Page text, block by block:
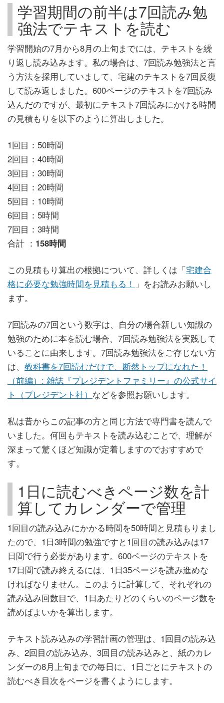
学習期間の前半は7回読み勉
強法でテキストを読む
学習開始の7月から8月の上旬までには、テキストを繰
り返し読み込みます。私の場合は、7回読み勉強法と言
う方法を採用していまして、宅建のテキストを7回反復
して読み返しました。600ページのテキストを7回読み
込んだのですが、最初にテキスト7回読みにかける時間
の見積もりを以下のように算出しました。
1回目：50時間
2回目：40時間
3回目：30時間
4回目：20時間
5回目：10時間
6回目：5時間
7回目：3時間
合計 ： 158時間
この見積もり算出の根拠について、詳しくは「宅建合
格に必要な勉強時間を見積もる！ 」をお読みお願いし
ます。
7回読みの7回という数字は、自分の場合新しい知識の
勉強のために本を読む場合、7回読み勉強法を実践して
いることに由来します。7回読み勉強法をご存じない方
は、 教科書を7回読むだけで、断然トップになれた！
（前編）: 雑誌『プレジデントファミリー』の公式サイ
ト（プレジデント社） などを参照お願いします。
私は昔からこの記事の方と同じ方法で専門書を読んで
いました。何回もテキストを読み込むことで、理解が
深まって驚くほど知識が定着しますのでおすすめで
す。
1日に読むべきページ数を計
算してカレンダーで管理
1回目の読み込みにかかる時間を50時間と見積もりまし
たので、1日3時間の勉強ですと1回目の読み込みは17
日間で行う必要があります。600ページのテキストを
17日間で読み終えるには、1日35ページを読み進めな
ければなりません。このように計算して、それぞれの
読み込み回数目で、1日あたりどのくらいのページ数を
読めばよいかを算出します。
テキスト読み込みの学習計画の管理は、1回目の読み込
み、2回目の読み込み、3回目の読み込みと、紙のカレ
ンダーの8月上旬までの毎日に、1日ごとにテキストの
読むべき目次をページを書くようにします。